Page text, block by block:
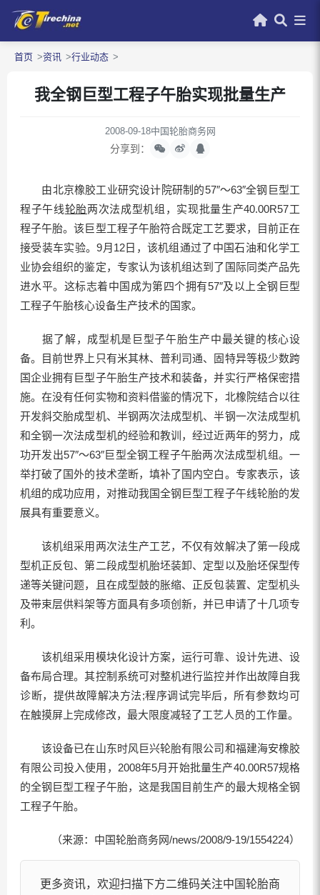
首页 资讯 行业动态
我全钢巨型工程子午胎实现批量生产
2008-09-18中国轮胎商务网
分享到：
由北京橡胶工业研究设计院研制的57″～63″全钢巨型工
程子午线轮胎两次法成型机组，实现批量生产40.00R57工
程子午胎。该巨型工程子午胎符合既定工艺要求，目前正在
接受装车实验。9月12日，该机组通过了中国石油和化学工
业协会组织的鉴定，专家认为该机组达到了国际同类产品先
进水平。这标志着中国成为第四个拥有57″及以上全钢巨型
工程子午胎核心设备生产技术的国家。
据了解，成型机是巨型子午胎生产中最关键的核心设
备。目前世界上只有米其林、普利司通、固特异等极少数跨
国企业拥有巨型子午胎生产技术和装备，并实行严格保密措
施。在没有任何实物和资料借鉴的情况下，北橡院结合以往
开发斜交胎成型机、半钢两次法成型机、半钢一次法成型机
和全钢一次法成型机的经验和教训，经过近两年的努力，成
功开发出57″～63″巨型全钢工程子午胎两次法成型机组。一
举打破了国外的技术垄断，填补了国内空白。专家表示，该
机组的成功应用，对推动我国全钢巨型工程子午线轮胎的发
展具有重要意义。
该机组采用两次法生产工艺，不仅有效解决了第一段成
型机正反包、第二段成型机胎坯装卸、定型以及胎坯保型传
递等关键问题，且在成型鼓的胀缩、正反包装置、定型机头
及带束层供料架等方面具有多项创新，并已申请了十几项专
利。
该机组采用模块化设计方案，运行可靠、设计先进、设
备布局合理。其控制系统可对整机进行监控并作出故障自我
诊断，提供故障解决方法;程序调试完毕后，所有参数均可
在触摸屏上完成修改，最大限度减轻了工艺人员的工作量。
该设备已在山东时风巨兴轮胎有限公司和福建海安橡胶
有限公司投入使用，2008年5月开始批量生产40.00R57规格
的全钢巨型工程子午胎，这是我国目前生产的最大规格全钢
工程子午胎。
（来源：中国轮胎商务网/news/2008/9-19/1554224）
更多资讯，欢迎扫描下方二维码关注中国轮胎商